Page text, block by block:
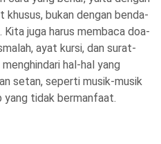
khusus, bukan dengan benda-
juga harus membaca doa-
ayat kursi, dan surat-
hal-hal yang
setan, seperti musik-musik
yang tidak bermanfaat.